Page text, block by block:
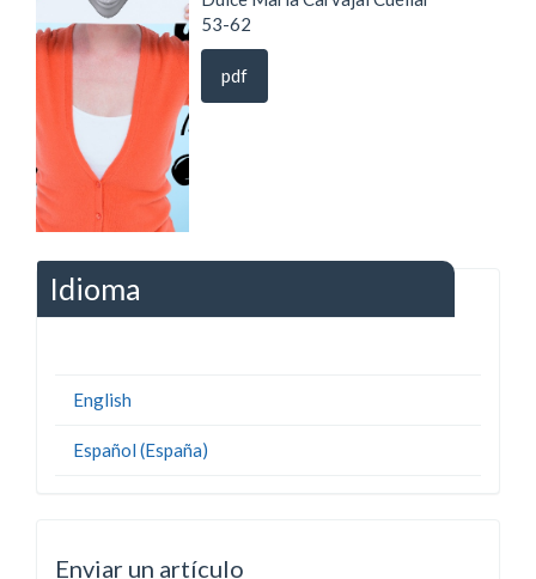
53-62
pdf
Idioma
English
Español (España)
Enviar un artículo